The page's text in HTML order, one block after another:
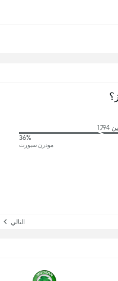
36%
مودرن سبورت
التالي